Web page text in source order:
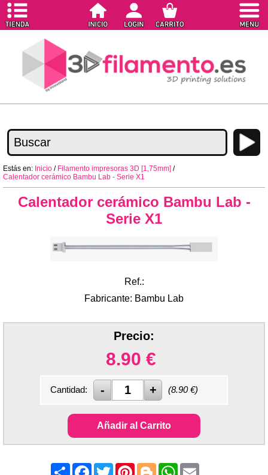
Estás en: Inicio / Filamento impresoras 3D [1,75mm] /
Calentador cerámico Bambu Lab - Serie X1
Calentador cerámico Bambu Lab -
Serie X1
Ref.:
Fabricante: Bambu Lab
Precio:
8.90 €
Cantidad: (8.90€)
Añadir al Carrito
ShareFacebook
TwitterPinterest
BloggerWhatsApp